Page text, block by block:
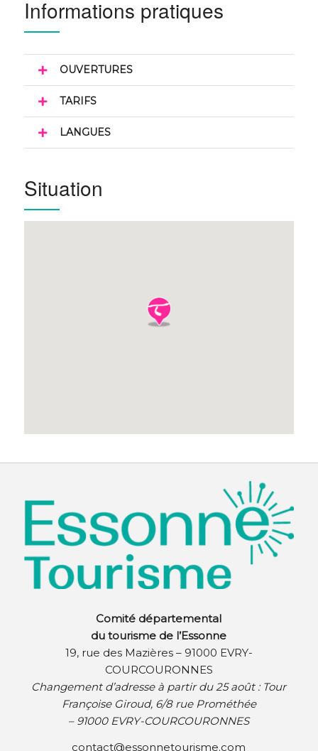
Informations pratiques
OUVERTURES
TARIFS
LANGUES
Situation
Comité départemental
du tourisme de l’Essonne
19, rue des Mazières – 91000 EVRY-
COURCOURONNES
Changement d’adresse à partir du 25 août : Tour
Françoise Giroud, 6/8 rue Prométhée
– 91000 EVRY-COURCOURONNES
contact@essonnetourisme.com